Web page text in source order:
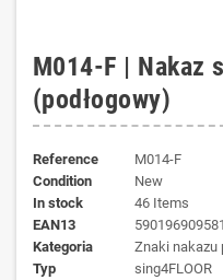
M014-F | Nakaz
(podłogowy)
Reference
M014-F
Condition
New
In stock
46 Items
EAN13
kategoria
Znaki nakazu
typ
sing4FLOOR